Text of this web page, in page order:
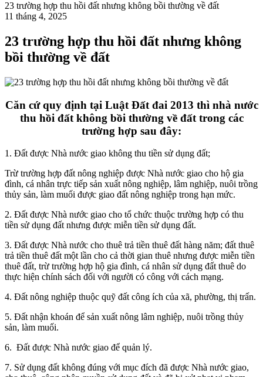
23 trường hợp thu hồi đất nhưng không bồi thường về đất
11 tháng 4, 2025
23 trường hợp thu hồi đất nhưng không
bồi thường về đất
Căn cứ quy định tại Luật Đất đai 2013 thì nhà nước
thu hồi đất không bồi thường về đất trong các
trường hợp sau đây:
1. Đất được Nhà nước giao không thu tiền sử dụng đất;
Trừ trường hợp đất nông nghiệp được Nhà nước giao cho hộ gia
đình, cá nhân trực tiếp sản xuất nông nghiệp, lâm nghiệp, nuôi trồng
thủy sản, làm muối được giao đất nông nghiệp trong hạn mức.
2. Đất được Nhà nước giao cho tổ chức thuộc trường hợp có thu
tiền sử dụng đất nhưng được miễn tiền sử dụng đất.
3. Đất được Nhà nước cho thuê trả tiền thuê đất hàng năm; đất thuê
trả tiền thuê đất một lần cho cả thời gian thuê nhưng được miễn tiền
thuê đất, trừ trường hợp hộ gia đình, cá nhân sử dụng đất thuê do
thực hiện chính sách đối với người có công với cách mạng.
4. Đất nông nghiệp thuộc quỹ đất công ích của xã, phường, thị trấn.
5. Đất nhận khoán để sản xuất nông lâm nghiệp, nuôi trồng thủy
sản, làm muối.
6. Đất được Nhà nước giao để quản lý.
7. Sử dụng đất không đúng với mục đích đã được Nhà nước giao,